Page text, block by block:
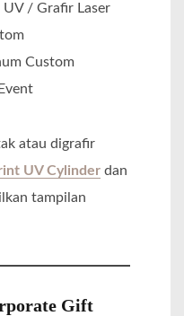
UV / Grafir Laser
Custom
atau digrafir
UV Cylinder dan
tampilan
Gift